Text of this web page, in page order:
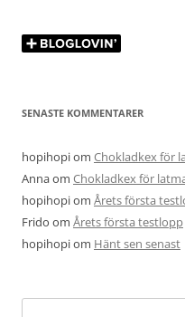
SENASTE KOMMENTARER
hopihopiom Chokladkex för
Annaom Chokladkex för
hopihopiom Årets första
Frido om Årets första testlopp
hopihopiom Hänt sen senast